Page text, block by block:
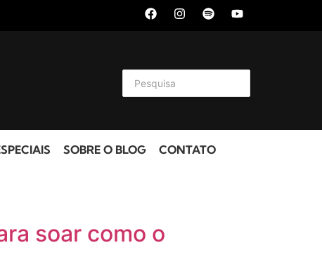
SOBRE O BLOG CONTATO
soar como o